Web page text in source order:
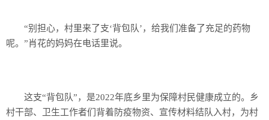
“别担心，村里来了支‘背包队’，给我们准备了充足的药物
呢。”肖花的妈妈在电话里说。
这支“背包队”，是2022年底乡里为保障村民健康成立的。乡
村干部、卫生工作者们背着防疫物资、宣传材料结队入村，为村